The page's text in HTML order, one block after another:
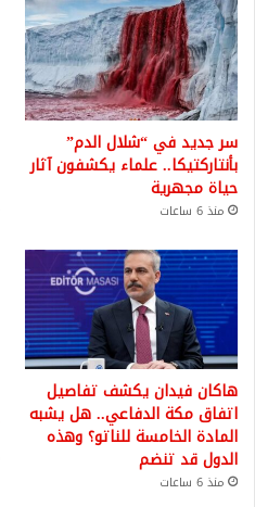
سر جديد في “شلال الدم”
بأنتاركتيكا.. علماء يكشفون آثار
حياة مجهرية
منذ 6 ساعات
هاكان فيدان يكشف تفاصيل
اتفاق مكة الدفاعي.. هل يشبه
المادة الخامسة للناتو؟ وهذه
الدول قد تنضم
منذ 6 ساعات